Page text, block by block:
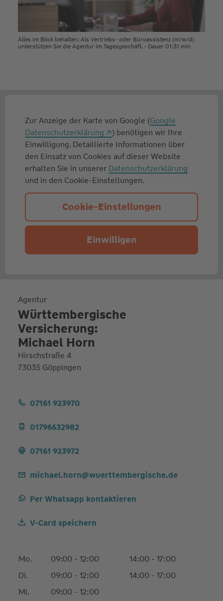
Alles im Blick behalten: Als Vertriebs- oder Büroassistenz (m/w/d)
unterstützen Sie die Agentur im Tagesgeschäft. - Dauer 01:31 min
Zur Anzeige der Karte von Google (Google
Datenschutzerklärung
) benötigen wir Ihre
Einwilligung. Detaillierte Informationen über
den Einsatz von Cookies auf dieser Website
erhalten Sie in unserer Datenschutzerklärung
und in den Cookie-Einstellungen.
Cookie-Einstellungen
Einwilligen
Agentur
Württembergische
Versicherung:
Michael Horn
Hirschstraße 4
73035 Göppingen
07161 923970
01796632982
07161 923972
michael.horn@wuerttembergische.de
Per Whatsapp kontaktieren
V-Card speichern
Mo. 09:00 - 12:00
14:00 - 17:00
Di.
09:00 - 12:00
14:00 - 17:00
Mi.
09:00 - 12:00